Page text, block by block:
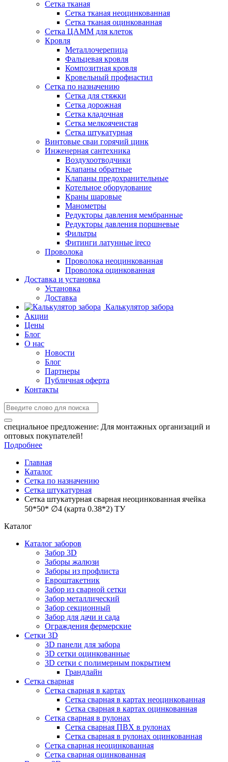
Сетка тканая
Сетка тканая неоцинкованная
Сетка тканая оцинкованная
Сетка ЦАММ для клеток
Кровля
Металлочерепица
Фальцевая кровля
Композитная кровля
Кровельный профнастил
Сетка по назначению
Сетка для стяжки
Сетка дорожная
Сетка кладочная
Сетка мелкоячеистая
Сетка штукатурная
Винтовые сваи горячий цинк
Инженерная сантехника
Воздухоотводчики
Клапаны обратные
Клапаны предохранительные
Котельное оборудование
Краны шаровые
Манометры
Редукторы давления мембранные
Редукторы давления поршневые
Фильтры
Фитинги латунные ireco
Проволока
Проволока неоцинкованная
Проволока оцинкованная
Доставка и установка
Установка
Доставка
Калькулятор забора
Акции
Цены
Блог
О нас
Новости
Блог
Партнеры
Публичная оферта
Контакты
специальное предложение: Для монтажных организаций и
оптовых покупателей!
Подробнее
Главная
Каталог
Сетка по назначению
Сетка штукатурная
Сетка штукатурная сварная неоцинкованная ячейка
50*50* ∅4 (карта 0.38*2) ТУ
Каталог
Каталог заборов
Забор 3D
Заборы жалюзи
Заборы из профлиста
Евроштакетник
Забор из сварной сетки
Забор металлический
Забор секционный
Забор для дачи и сада
Ограждения фермерские
Сетки 3D
3D панели для забора
3D сетки оцинкованные
3D сетки с полимерным покрытием
Грандлайн
Сетка сварная
Сетка сварная в картах
Сетка сварная в картах неоцинкованная
Сетка сварная в картах оцинкованная
Сетка сварная в рулонах
Cетка сварная ПВХ в рулонах
Сетка сварная в рулонах оцинкованная
Сетка сварная неоцинкованная
Сетка сварная оцинкованная